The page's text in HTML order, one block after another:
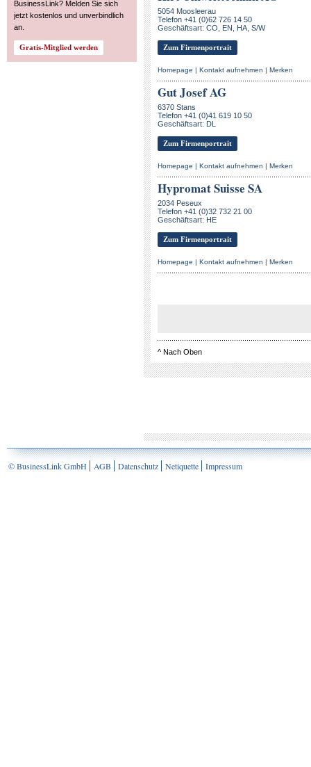
BusinessLink? Melden Sie sich
jetzt kostenlos und unverbindlich
an.
5054 Moosleerau
Telefon +41 (0)62 726 14 50
Geschäftsart: CO, EN, HA, S/W
Zum Firmenportrait
Homepage | Kontakt aufnehmen | Merken
Gut Josef AG
6370 Stans
Telefon +41 (0)41 619 10 50
Geschäftsart: DL
Zum Firmenportrait
Homepage | Kontakt aufnehmen | Merken
Hypromat Suisse SA
2034 Peseux
Telefon +41 (0)32 732 21 00
Geschäftsart: HE
Zum Firmenportrait
Homepage | Kontakt aufnehmen | Merken
^ Nach Oben
© BusinessLink GmbH AGB Datenschutz Netiquette Impressum